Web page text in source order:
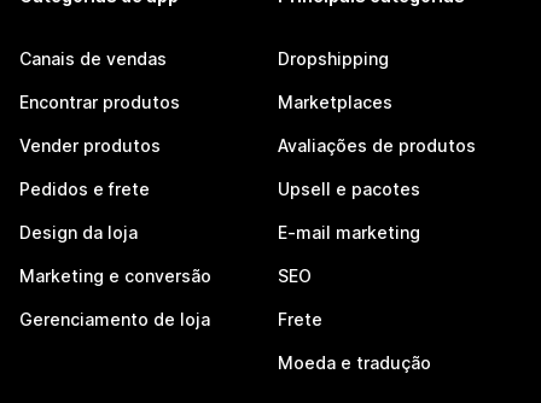
Canais de vendas
Encontrar produtos
Vender produtos
Pedidos e frete
Design da loja
Marketing e conversão
Gerenciamento de loja
Dropshipping
Marketplaces
Avaliações de produtos
Upsell e pacotes
E-mail marketing
SEO
Frete
Moeda e tradução